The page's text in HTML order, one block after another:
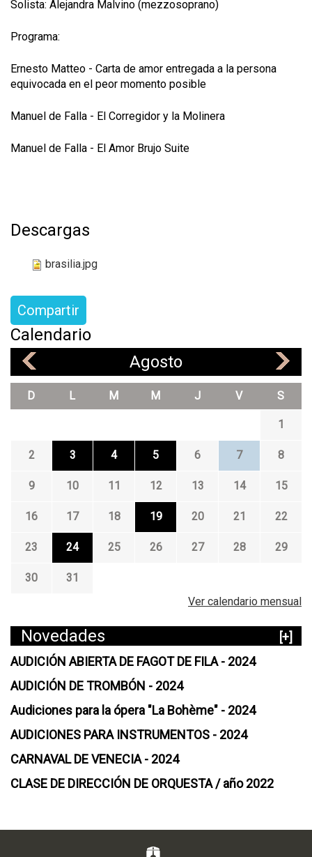
Solista: Alejandra Malvino (mezzosoprano)
Programa:
Ernesto Matteo - Carta de amor entregada a la persona
equivocada en el peor momento posible
Manuel de Falla - El Corregidor y la Molinera
Manuel de Falla - El Amor Brujo Suite
Descargas
brasilia.jpg
Compartir
Calendario
Agosto
D L M M J V S
1
2 3 4 5 6 7 8
9 10 11 12 13 14 15
16 17 18 19 20 21 22
23 24 25 26 27 28 29
30
31
Ver calendario mensual
Novedades
[+]
AUDICIÓN ABIERTA DE FAGOT DE FILA - 2024
AUDICIÓN DE TROMBÓN - 2024
Audiciones para la ópera "La Bohème" - 2024
AUDICIONES PARA INSTRUMENTOS - 2024
CARNAVAL DE VENECIA - 2024
CLASE DE DIRECCIÓN DE ORQUESTA / año 2022